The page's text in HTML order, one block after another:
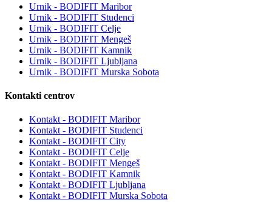
Urnik - BODIFIT Maribor
Urnik - BODIFIT Studenci
Urnik - BODIFIT Celje
Urnik - BODIFIT Mengeš
Urnik - BODIFIT Kamnik
Urnik - BODIFIT Ljubljana
Urnik - BODIFIT Murska Sobota
Kontakti centrov
Kontakt - BODIFIT Maribor
Kontakt - BODIFIT Studenci
Kontakt - BODIFIT City
Kontakt - BODIFIT Celje
Kontakt - BODIFIT Mengeš
Kontakt - BODIFIT Kamnik
Kontakt - BODIFIT Ljubljana
Kontakt - BODIFIT Murska Sobota